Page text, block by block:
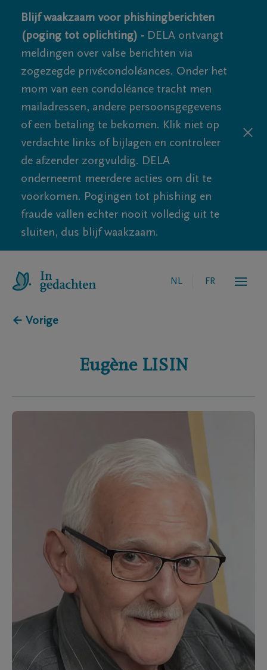
Blijf waakzaam voor phishingberichten
(poging tot oplichting) - DELA ontvangt
meldingen over valse berichten via
zogezegde privécondoléances. Onder het
mom van een condoléance tracht men
mailadressen, andere persoonsgegevens
of een betaling te bekomen. Klik niet op
verdachte links of bijlagen en controleer
de afzender zorgvuldig. DELA
onderneemt meerdere acties om dit te
voorkomen. Pogingen tot phishing en
fraude vallen echter nooit volledig uit te
sluiten, dus blijf waakzaam.
NL FR
← Vorige
Eugène LISIN